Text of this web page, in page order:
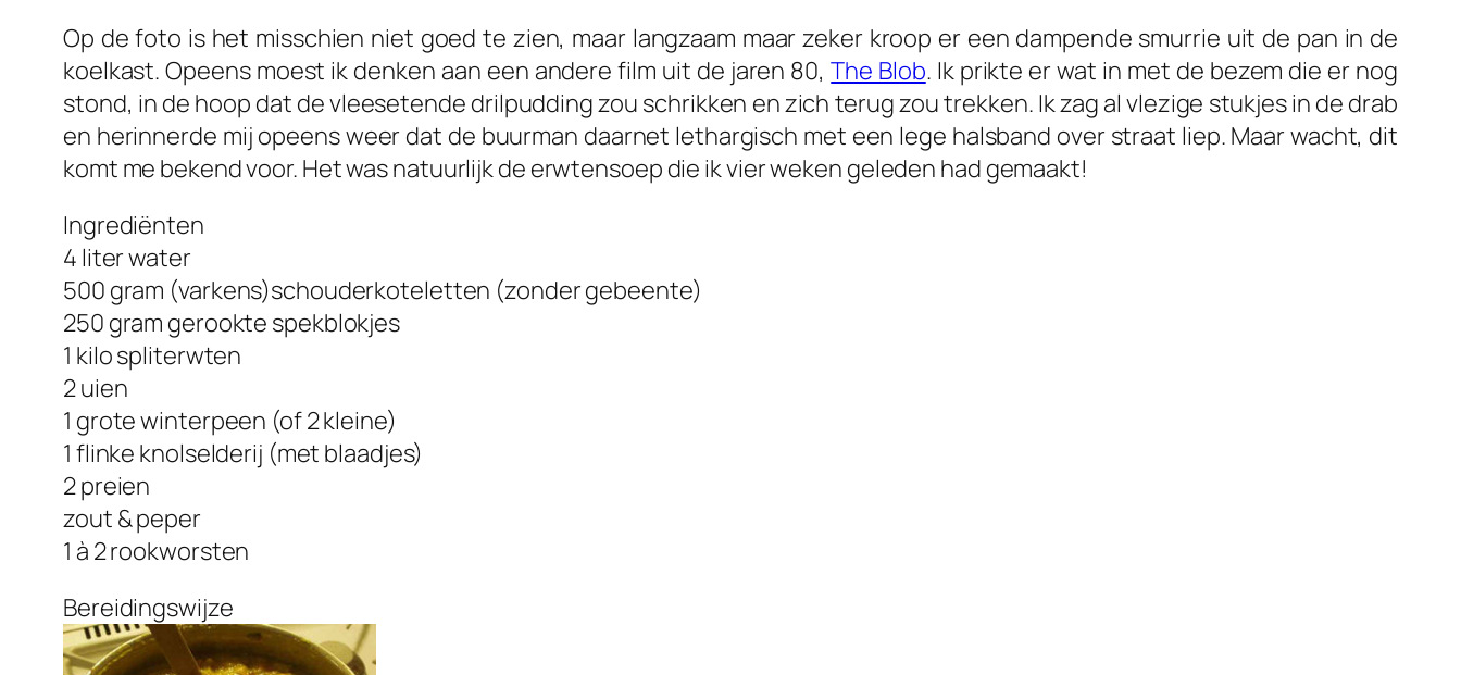
Op de foto is het misschien niet goed te zien, maar langzaam maar zeker kroop er een dampende smurrie uit de pan in de
koelkast. Opeens moest ik denken aan een andere film uit de jaren 80,The Blob. Ik prikte er wat in met de bezem die er nog
stond, in de hoop dat de vleesetende drilpudding zou schrikken en zich terug zou trekken. Ik zag al vlezige stukjes in de drab
en herinnerde mij opeens weer dat de buurman daarnet lethargisch met een lege halsband over straat liep. Maar wacht, dit
komt me bekend voor. Het was natuurlijk de erwtensoep die ik vier weken geleden had gemaakt!
Ingrediënten
4 liter water
500 gram (varkens)schouderkoteletten (zonder gebeente)
250 gram gerookte spekblokjes
1 kilo spliterwten
2 uien
1 grote winterpeen (of 2 kleine)
1 flinke knolselderij (met blaadjes)
2 preien
zout & peper
1 à 2 rookworsten
Bereidingswijze